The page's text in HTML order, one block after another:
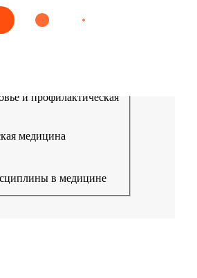
Эпидемиология Медицинская помощь
и профилактическая
медицина
в медицине
дисциплины в